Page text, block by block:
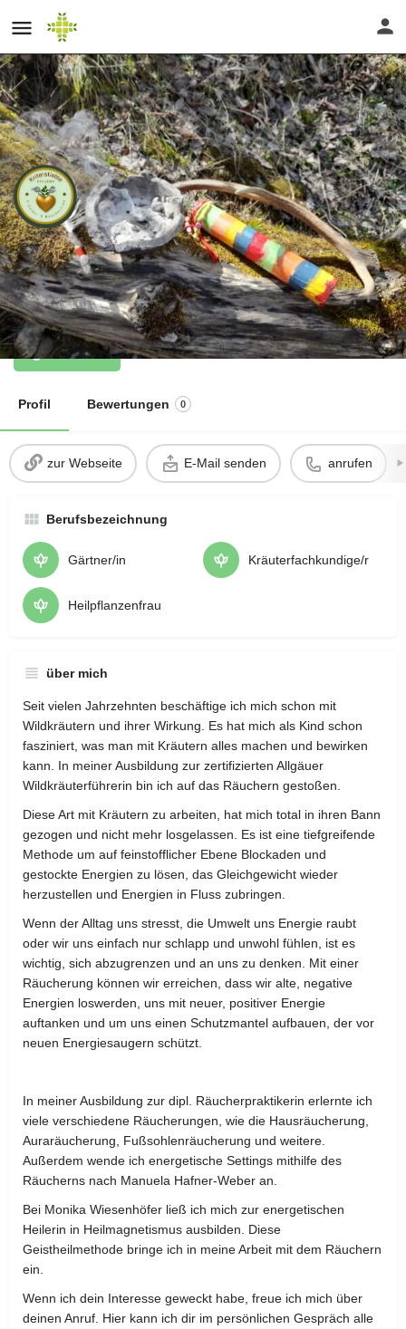
Dipl. Räucherpraktikerin & zert.
Allgäuer Wildkräuterführerin Nataly
Härtl
Website
Profil Bewertungen 0
zur Webseite E-Mail senden anrufen
Berufsbezeichnung
Gärtner/in Kräuterfachkundige/r
Heilpflanzenfrau
über mich
Seit vielen Jahrzehnten beschäftige ich mich schon mit
Wildkräutern und ihrer Wirkung. Es hat mich als Kind schon
fasziniert, was man mit Kräutern alles machen und bewirken
kann. In meiner Ausbildung zur zertifizierten Allgäuer
Wildkräuterführerin bin ich auf das Räuchern gestoßen.
Diese Art mit Kräutern zu arbeiten, hat mich total in ihren Bann
gezogen und nicht mehr losgelassen. Es ist eine tiefgreifende
Methode um auf feinstofflicher Ebene Blockaden und
gestockte Energien zu lösen, das Gleichgewicht wieder
herzustellen und Energien in Fluss zubringen.
Wenn der Alltag uns stresst, die Umwelt uns Energie raubt
oder wir uns einfach nur schlapp und unwohl fühlen, ist es
wichtig, sich abzugrenzen und an uns zu denken. Mit einer
Räucherung können wir erreichen, dass wir alte, negative
Energien loswerden, uns mit neuer, positiver Energie
auftanken und um uns einen Schutzmantel aufbauen, der vor
neuen Energiesaugern schützt.
In meiner Ausbildung zur dipl. Räucherpraktikerin erlernte ich
viele verschiedene Räucherungen, wie die Hausräucherung,
Auraräucherung, Fußsohlenräucherung und weitere.
Außerdem wende ich energetische Settings mithilfe des
Räucherns nach Manuela Hafner-Weber an.
Bei Monika Wiesenhöfer ließ ich mich zur energetischen
Heilerin in Heilmagnetismus ausbilden. Diese
Geistheilmethode bringe ich in meine Arbeit mit dem Räuchern
ein.
Wenn ich dein Interesse geweckt habe, freue ich mich über
deinen Anruf. Hier kann ich dir im persönlichen Gespräch alle